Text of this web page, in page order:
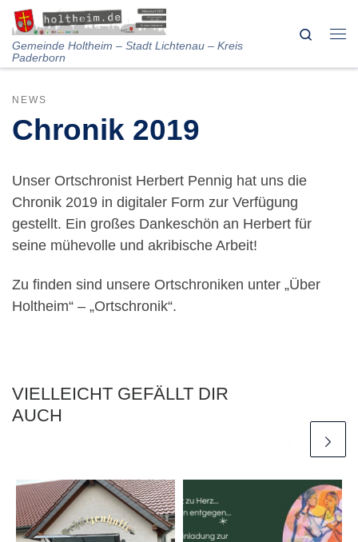
Skip to content
Gemeinde Holtheim – Stadt Lichtenau – Kreis
Paderborn
Search
NEWS
Chronik 2019
Unser Ortschronist Herbert Pennig hat uns die
Chronik 2019 in digitaler Form zur Verfügung
gestellt. Ein großes Dankeschön an Herbert für
seine mühevolle und akribische Arbeit!
Zu finden sind unsere Ortschroniken unter „Über
Holtheim“ – „Ortschronik“.
VIELLEICHT GEFÄLLT DIR
AUCH